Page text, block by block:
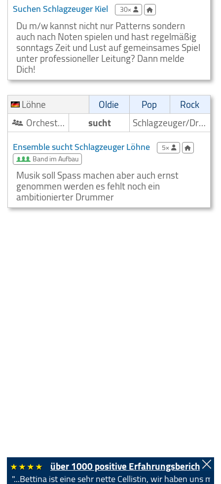
Suchen Schlagzeuger Kiel 30×
Du m/w kannst nicht nur Patterns sondern
auch nach Noten spielen und hast regelmäßig
sonntags Zeit und Lust auf gemeinsames Spiel
unter professioneller Leitung? Dann melde
Dich!
Löhne
Oldie Pop
Rock
Orchester/Ensemble
sucht Schlagzeuger/Drummer
Ensemble sucht Schlagzeuger Löhne
5×
Band im Aufbau
Musik soll Spass machen aber auch ernst
genommen werden es fehlt noch ein
ambitionierter Drummer
über 1000 positive Erfahrungsberichte!
"...Bettina ist eine sehr nette Cellistin, wir haben uns